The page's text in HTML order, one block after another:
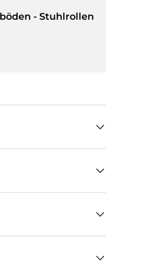
- Stuhlrollen